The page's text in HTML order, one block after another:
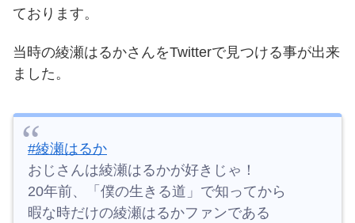
ております。
当時の綾瀬はるかさんをTwitterで見つける事が出来
ました。
#綾瀬はるか
おじさんは綾瀬はるかが好きじゃ！
20年前、「僕の生きる道」で知ってから
暇な時だけの綾瀬はるかファンである